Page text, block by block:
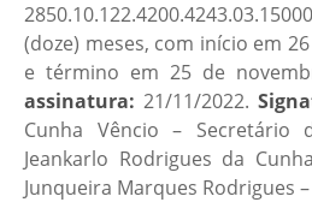
(doze) meses, com início em
e término em 25 de
assinatura: 21/11/2022.
Cunha Vêncio – Secretário
Jeankarlo Rodrigues da
Junqueira Marques Rodrigues